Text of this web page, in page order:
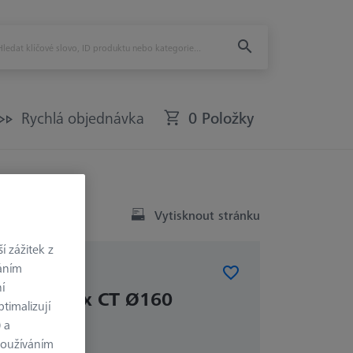
Rychlá objednávka 0 Položky
Vytisknout stránku
OmniFix CT Ø160
zážitek z
a